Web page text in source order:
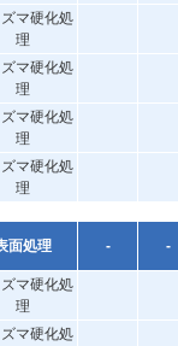
マ硬化処
理
マ硬化処
理
マ硬化処
理
マ硬化処
理
面処理 - -
マ硬化処
理
マ硬化処